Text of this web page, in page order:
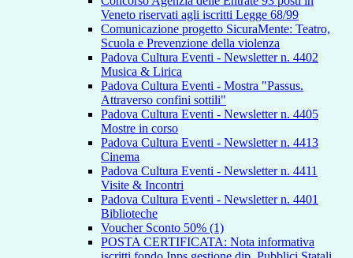
Veneto riservati agli iscritti Legge 68/99
Comunicazione progetto SicuraMente: Teatro,
Scuola e Prevenzione della violenza
Padova Cultura Eventi - Newsletter n. 4402
Musica & Lirica
Padova Cultura Eventi - Mostra "Passus.
Attraverso confini sottili"
Padova Cultura Eventi - Newsletter n. 4405
Mostre in corso
Padova Cultura Eventi - Newsletter n. 4413
Cinema
Padova Cultura Eventi - Newsletter n. 4411
Visite & Incontri
Padova Cultura Eventi - Newsletter n. 4401
Biblioteche
Voucher Sconto 50% (1)
POSTA CERTIFICATA: Nota informativa